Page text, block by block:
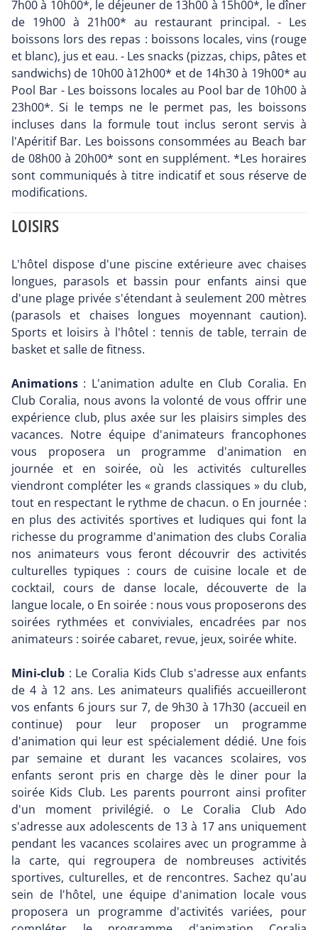
7h00 à 10h00*, le déjeuner de 13h00 à 15h00*, le dîner
de 19h00 à 21h00* au restaurant principal. - Les
boissons lors des repas : boissons locales, vins (rouge
et blanc), jus et eau. - Les snacks (pizzas, chips, pâtes et
sandwichs) de 10h00 à12h00* et de 14h30 à 19h00* au
Pool Bar - Les boissons locales au Pool bar de 10h00 à
23h00*. Si le temps ne le permet pas, les boissons
incluses dans la formule tout inclus seront servis à
l'Apéritif Bar. Les boissons consommées au Beach bar
de 08h00 à 20h00* sont en supplément. *Les horaires
sont communiqués à titre indicatif et sous réserve de
modifications.
LOISIRS
L'hôtel dispose d'une piscine extérieure avec chaises
longues, parasols et bassin pour enfants ainsi que
d'une plage privée s'étendant à seulement 200 mètres
(parasols et chaises longues moyennant caution).
Sports et loisirs à l'hôtel : tennis de table, terrain de
basket et salle de fitness.
Animations : L'animation adulte en Club Coralia. En
Club Coralia, nous avons la volonté de vous offrir une
expérience club, plus axée sur les plaisirs simples des
vacances. Notre équipe d'animateurs francophones
vous proposera un programme d'animation en
journée et en soirée, où les activités culturelles
viendront compléter les « grands classiques » du club,
tout en respectant le rythme de chacun. o En journée :
en plus des activités sportives et ludiques qui font la
richesse du programme d'animation des clubs Coralia
nos animateurs vous feront découvrir des activités
culturelles typiques : cours de cuisine locale et de
cocktail, cours de danse locale, découverte de la
langue locale, o En soirée : nous vous proposerons des
soirées rythmées et conviviales, encadrées par nos
animateurs : soirée cabaret, revue, jeux, soirée white.
Mini-club : Le Coralia Kids Club s'adresse aux enfants
de 4 à 12 ans. Les animateurs qualifiés accueilleront
vos enfants 6 jours sur 7, de 9h30 à 17h30 (accueil en
continue) pour leur proposer un programme
d'animation qui leur est spécialement dédié. Une fois
par semaine et durant les vacances scolaires, vos
enfants seront pris en charge dès le diner pour la
soirée Kids Club. Les parents pourront ainsi profiter
d'un moment privilégié. o Le Coralia Club Ado
s'adresse aux adolescents de 13 à 17 ans uniquement
pendant les vacances scolaires avec un programme à
la carte, qui regroupera de nombreuses activités
sportives, culturelles, et de rencontres. Sachez qu'au
sein de l'hôtel, une équipe d'animation locale vous
proposera un programme d'activités variées, pour